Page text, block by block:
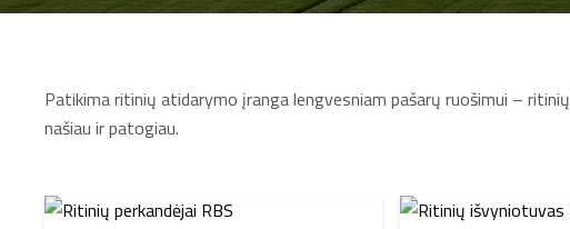
Patikima ritinių atidarymo įranga lengvesniam pašarų ruošimui – ritinių
našiau ir patogiau.